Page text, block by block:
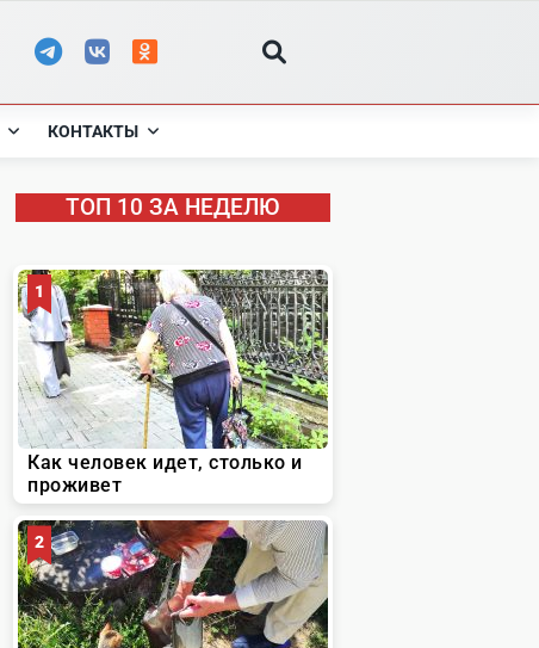
КОНТАКТЫ
ТОП 10 ЗА НЕДЕЛЮ